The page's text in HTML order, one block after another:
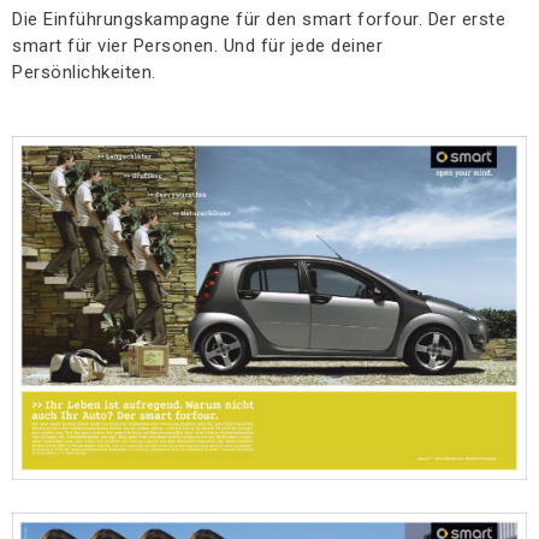
Die Einführungskampagne für den smart forfour. Der erste
smart für vier Personen. Und für jede deiner
Persönlichkeiten.